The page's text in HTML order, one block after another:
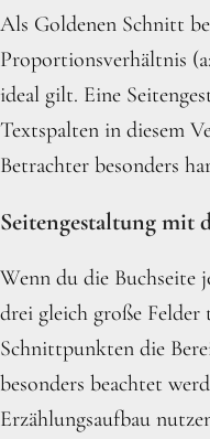
Als Goldenen Schnitt
Proportionsverhältnis
ideal gilt. Eine
Textspalten in diesem
Betrachter besonders
Seitengestaltung mit
Wenn du die
drei gleich große Felder
Schnittpunkten die
besonders beachtet
Erzählungsaufbau